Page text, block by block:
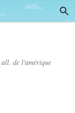
all. de l'amérique